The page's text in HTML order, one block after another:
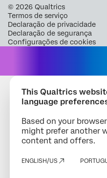
© 2026 Qualtrics
Termos de serviço
Declaração de privacidade
Declaração de segurança
Configurações de cookies
This Qualtrics
language
Based on your
might prefer another
content and offers.
ENGLISH/US